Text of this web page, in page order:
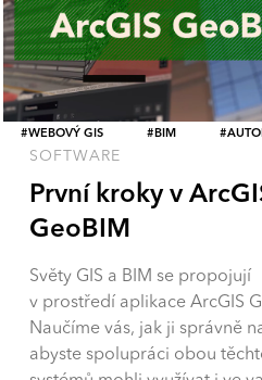
WEBOVÝ GIS BIM
SOFTWARE
První kroky v
GeoBIM
Světy GIS a BIM se propojují
v prostředí aplikace ArcGIS
Naučíme vás, jak ji správně
abyste spolupráci obou